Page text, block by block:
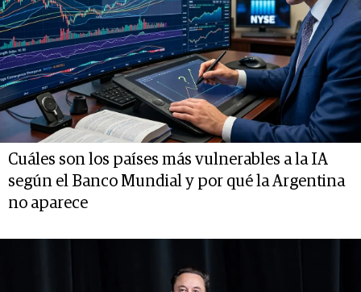
Cuáles son los países más vulnerables a la IA
según el Banco Mundial y por qué la Argentina
no aparece